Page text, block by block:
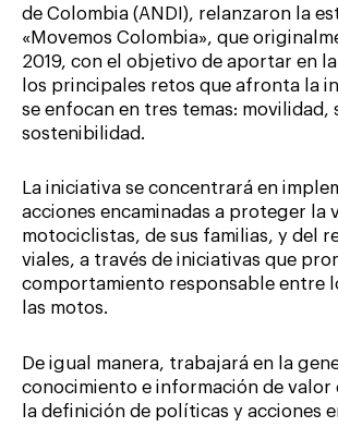
de Colombia (ANDI), relanzaron la
«Movemos Colombia», que
2019, con el objetivo de aportar en
los principales retos que afronta la
se enfocan en tres temas: movilidad,
sostenibilidad.
La iniciativa se concentrará en
acciones encaminadas a proteger la
motociclistas, de sus familias, y del
viales, a través de iniciativas que
comportamiento responsable entre
las motos.
De igual manera, trabajará en la
conocimiento e información de valor
la definición de políticas y acciones